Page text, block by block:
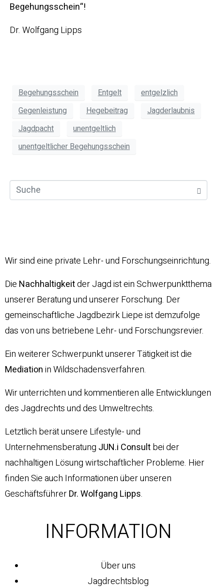
Begehungsschein“!
Dr. Wolfgang Lipps
Begehungsschein Entgelt
entgelzlich
Gegenleistung
Hegebeitrag
Jagderlaubnis
Jagdpacht
unentgeltlich
unentgeltlicher Begehungsschein
Wir sind eine private Lehr- und Forschungseinrichtung.
Die Nachhaltigkeitder Jagd ist ein Schwerpunktthema
unserer Beratung und unserer Forschung. Der
gemeinschaftliche Jagdbezirk Liepe ist demzufolge
das von uns betriebene Lehr- und Forschungsrevier.
Ein weiterer Schwerpunkt unserer Tätigkeit ist die
Mediationin Wildschadensverfahren.
Wir unterrichten und kommentieren alle Entwicklungen
des Jagdrechts und des Umweltrechts.
Letztlich berät unsere Lifestyle- und
Unternehmensberatung JUN.i Consultbei der
nachhaltigen Lösung wirtschaftlicher Probleme. Hier
finden Sie auch Informationen über unseren
GeschäftsführerDr. Wolfgang Lipps.
INFORMATION
Über uns
Jagdrechtsblog